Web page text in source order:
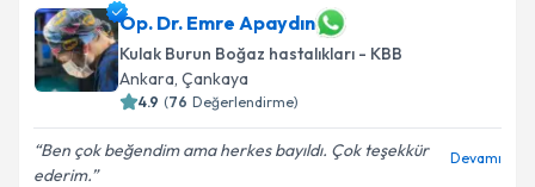
Op. Dr. Emre Apaydın
Kulak Burun Boğaz hastalıkları - KBB
Ankara, Çankaya
4.9 (76 Değerlendirme)
Ben çok beğendim ama herkes bayıldı. Çok teşekkür
ederim.
Devamı